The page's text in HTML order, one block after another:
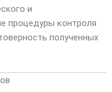
и
процедуры контроля
полученных